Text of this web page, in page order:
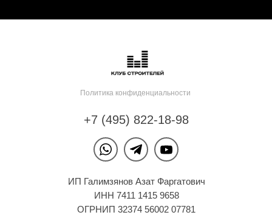
+7 (495) 822-18-98
Политика конфиденциальности
ИП Галимзянов Азат Фаргатович
ИНН 7411 1415 9658
ОГРНИП 32374 56002 07781